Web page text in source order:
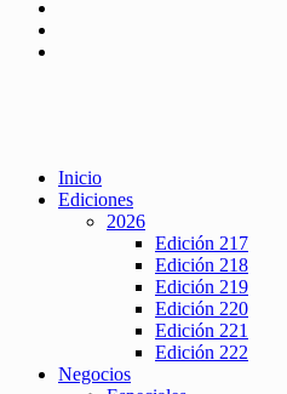
Inicio
Ediciones
2026
Edición 217
Edición 218
Edición 219
Edición 220
Edición 221
Edición 222
Negocios